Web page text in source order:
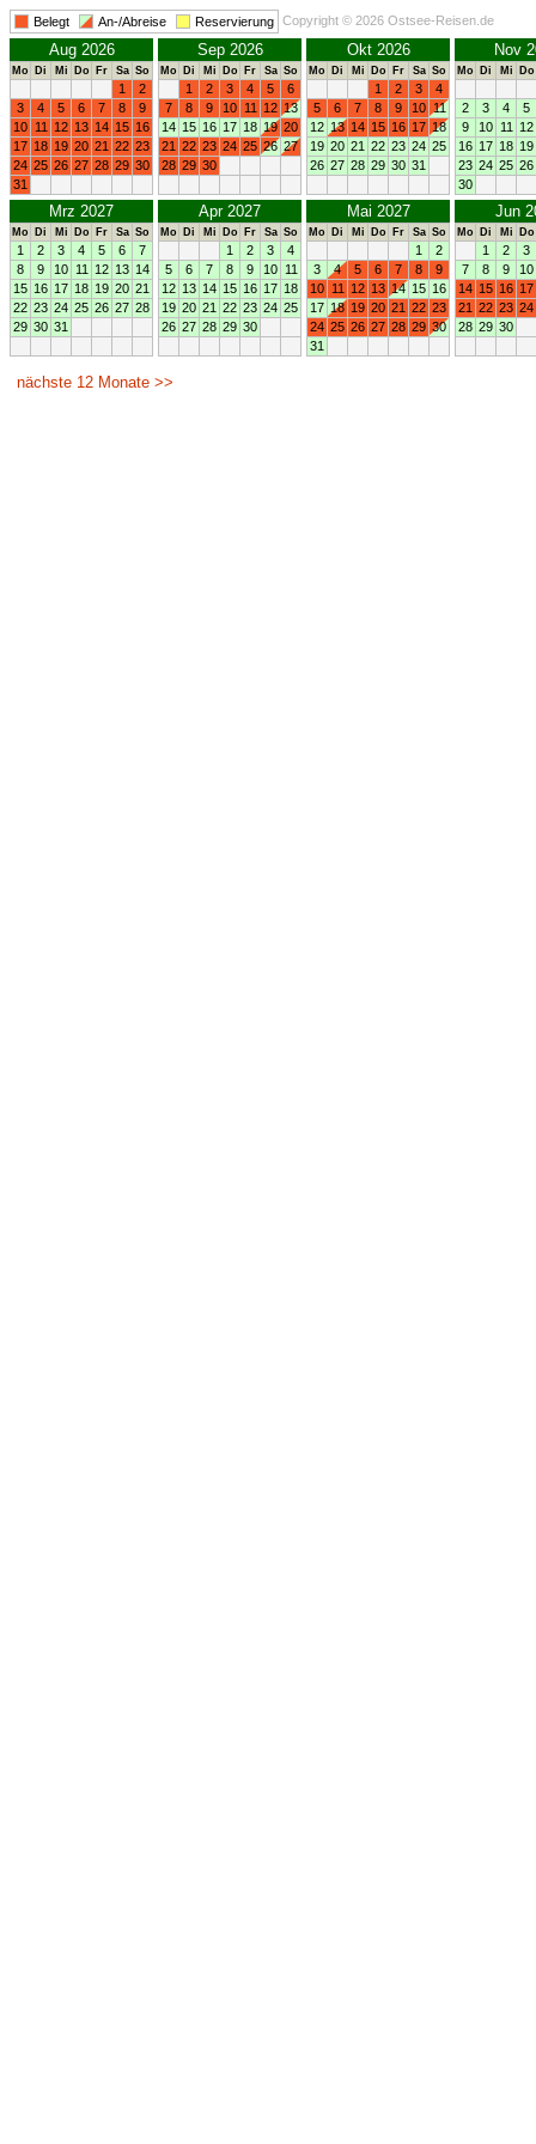
Belegt An-/Abreise Reservierung Copyright © 2026 Ostsee-Reisen.de
Aug 2026
Mo Di Mi Do Fr Sa So
1
2
3
4 5 6 7 8
9
10 11 12 13 14 15 16
17 18 19 20 21 22 23
24 25 26 27 28 29 30
31
Sep 2026
Mo Di Mi Do Fr Sa So
1 2 3 4 5
6
7
8 9 10 11 12 13
14 15 16 17 18 19 20
21 22 23 24 25 26 27
28 29 30
Okt 2026
Mo Di Mi Do Fr Sa So
1 2 3
4
5
6 7 8 9 10 11
12 13 14 15 16 17 18
19 20 21 22 23 24 25
26 27 28 29 30 31
Nov
Mo Di Mi Do
2 3 4
5
9
10 11
12
16 17 18 19
23 24 25 26
30
Mrz 2027
Mo Di Mi Do Fr Sa So
1 2 3 4 5 6
7
8
9 10 11 12 13 14
15 16 17 18 19 20 21
22 23 24 25 26 27 28
29 30 31
Apr 2027
Mo Di Mi Do Fr Sa So
1 2 3
4
5
6 7 8 9 10 11
12 13 14 15 16 17 18
19 20 21 22 23 24 25
26 27 28 29 30
Mai 2027
Mo Di Mi Do Fr Sa So
1
2
3
4 5 6 7 8
9
10 11 12 13 14 15 16
17 18 19 20 21 22 23
24 25 26 27 28 29 30
31
Jun
Mo Di Mi Do
1 2
3
7
8 9
10
14 15 16 17
21 22 23 24
28 29 30
nächste 12 Monate >>